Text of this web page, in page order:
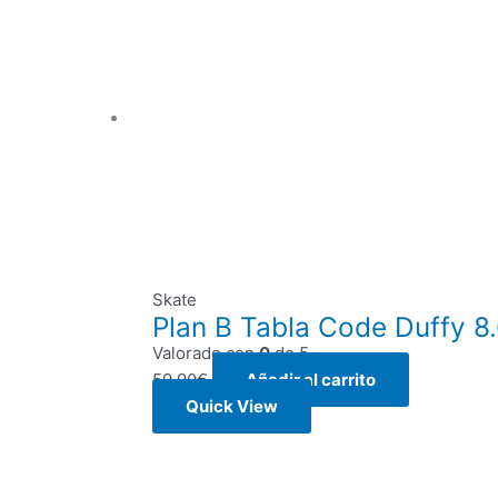
Skate
Plan B Tabla Code Duffy
Valorado con0de 5
59,90€
Añadir al carrito
Quick View